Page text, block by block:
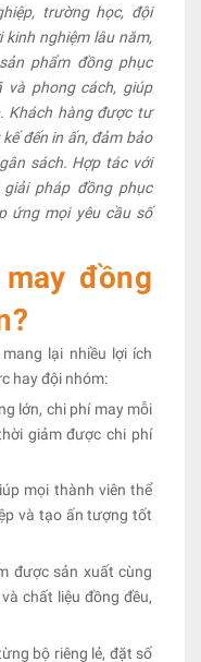
trường học, đội
nghiệm lâu năm,
phẩm đồng phục
và phong cách, giúp
Khách hàng được tư
đến in ấn, đảm bảo
sách. Hợp tác với
pháp đồng phục
ứng mọi yêu cầu số
đồng
mang lại nhiều lợi ích
hay đội nhóm:
lớn, chi phí may mỗi
giảm được chi phí
mọi thành viên thể
và tạo ấn tượng tốt
được sản xuất cùng
chất liệu đồng đều,
bộ riêng lẻ, đặt số